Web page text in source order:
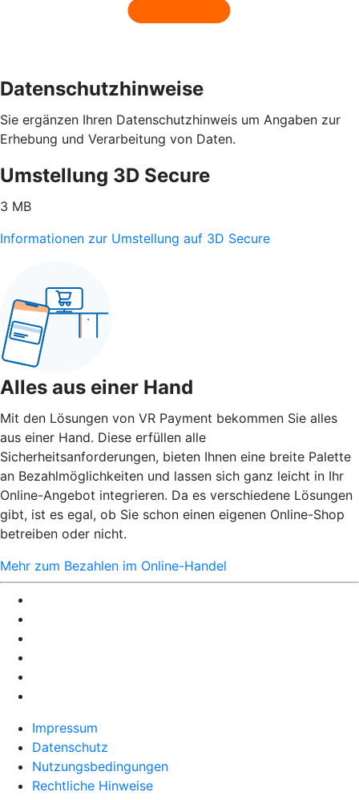
Datenschutzhinweise
Sie ergänzen Ihren Datenschutzhinweis um Angaben zur
Erhebung und Verarbeitung von Daten.
Umstellung 3D Secure
3 MB
Informationen zur Umstellung auf 3D Secure
Alles aus einer Hand
Mit den Lösungen von VR Payment bekommen Sie alles
aus einer Hand. Diese erfüllen alle
Sicherheitsanforderungen, bieten Ihnen eine breite Palette
an Bezahlmöglichkeiten und lassen sich ganz leicht in Ihr
Online-Angebot integrieren. Da es verschiedene Lösungen
gibt, ist es egal, ob Sie schon einen eigenen Online-Shop
betreiben oder nicht.
Mehr zum Bezahlen im Online-Handel
Impressum
Datenschutz
Nutzungsbedingungen
Rechtliche Hinweise